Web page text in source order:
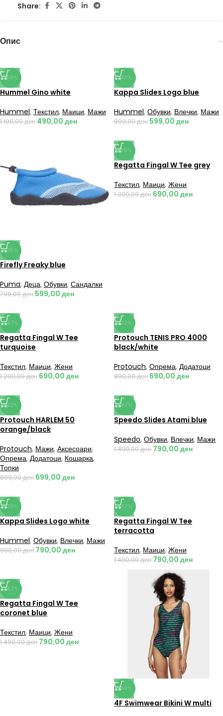
Share:
Опис
-59%
Hummel Gino white
Hummel, Текстил, Маици, Мажи
1.190,00ден 490,00 ден
-40%
Kappa Slides Logo blue
Hummel, Обувки, Влечки, Мажи
999,00ден 599,00 ден
-25%
Firefly Freaky blue
Puma, Деца, Обувки, Сандалки
799,00ден 599,00 ден
-50%
Regatta Fingal W Tee grey
Текстил, Маици, Жени
1.390,00ден 690,00 ден
-47%
Regatta Fingal W Tee
turquoise
Текстил, Маици, Жени
1.290,00ден 690,00 ден
-22%
Protouch TENIS PRO 4000
black/white
Protouch, Опрема, Додатоци
890,00ден 690,00 ден
-22%
Protouch HARLEM 50
orange/black
Protouch, Мажи, Аксесоари,
Опрема, Додатоци, Кошарка,
Топки
899,00ден 699,00 ден
-47%
Speedo Slides Atami blue
Speedo, Обувки, Влечки, Мажи
1.490,00ден 790,00 ден
-20%
Kappa Slides Logo white
Hummel, Обувки, Влечки, Мажи
990,00ден 790,00 ден
-47%
Regatta Fingal W Tee
terracotta
Текстил, Маици, Жени
1.490,00ден 790,00 ден
-47%
Regatta Fingal W Tee
coronet blue
Текстил, Маици, Жени
1.490,00ден 790,00 ден
-50%
4F Swimwear Bikini W multi